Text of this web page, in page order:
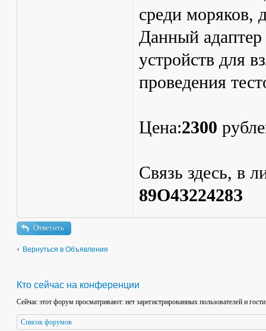
среди моряков,
Данный
устройств для
проведения
Цена:2300
Связь здесь, в
89О4З22428З
Ответить
Вернуться в Объявления
Кто сейчас на конференции
Сейчас этот форум просматривают: нет зарегистрированных пользователей и
Список форумов